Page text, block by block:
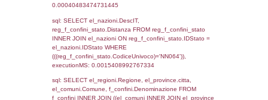
(((((reg_a1_stabilimento LEFT JOIN
reg_a1_stabilimento.ComuneStab =
LEFT JOIN el_province ON
reg_a1_stabilimento.ProvinciaStab =
el_province.IstProvincia) LEFT JOIN
reg_a1_stabilimento.RegioneStab =
LEFT JOIN el_comuni AS el_comuni_1 ON